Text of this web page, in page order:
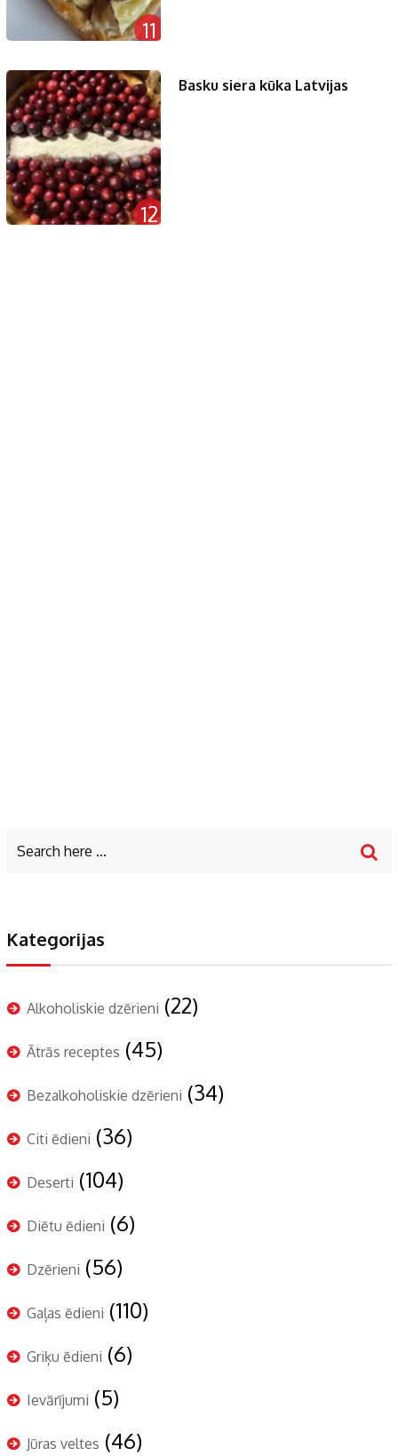
11
12
Basku siera kūka Latvijas
Kategorijas
Alkoholiskie dzērieni (22)
Ātrās receptes (45)
Bezalkoholiskie dzērieni (34)
Citi ēdieni (36)
Deserti (104)
Diētu ēdieni (6)
Dzērieni (56)
Gaļas ēdieni (110)
Griķu ēdieni (6)
Ievārījumi (5)
Jūras veltes (46)